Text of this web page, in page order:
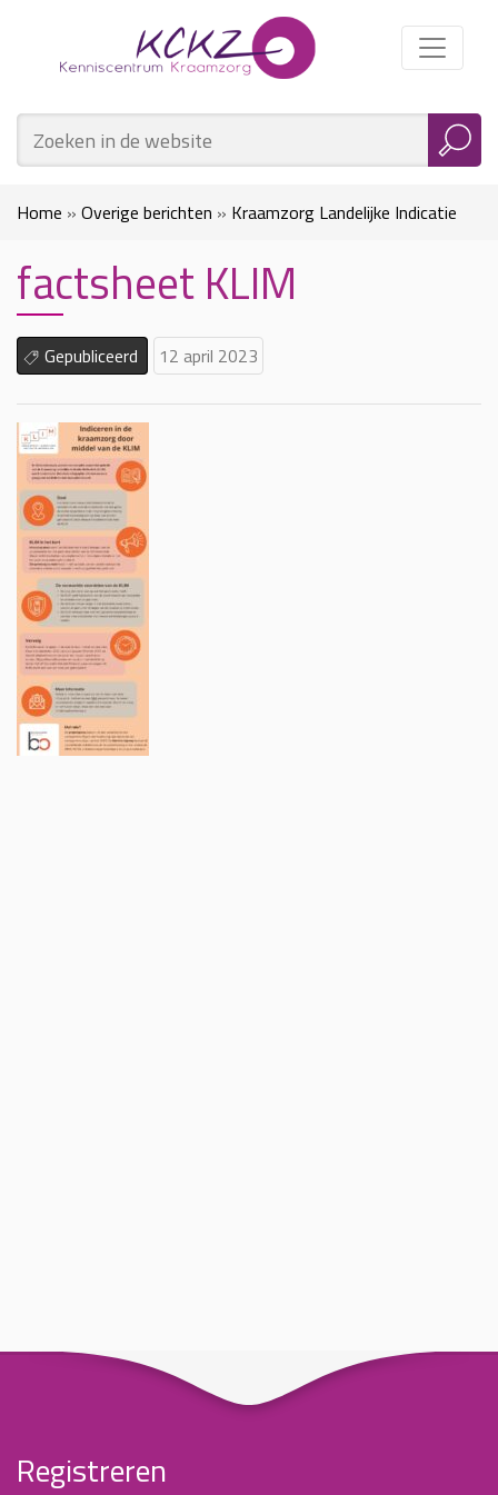
Home » Overige berichten » Kraamzorg Landelijke Indicatie
Methodiek (KLIM) factsheet KLIM
factsheet KLIM
Gepubliceerd 12 april 2023
Registreren